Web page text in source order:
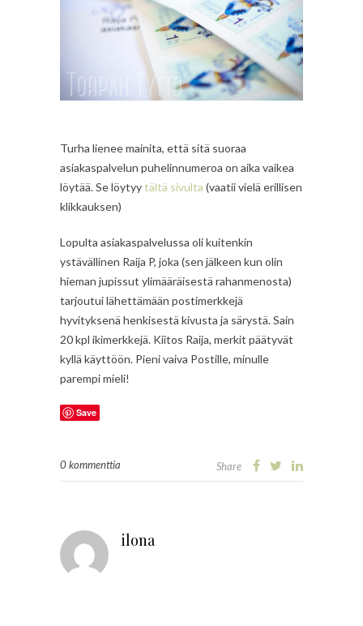
Turha lienee mainita, että sitä suoraa
asiakaspalvelun puhelinnumeroa on aika vaikea
löytää. Se löytyytältä sivulta (vaatii vielä erillisen
klikkauksen)
Lopulta asiakaspalvelussa oli kuitenkin
ystävällinen Raija P, joka (sen jälkeen kun olin
hieman jupissut ylimääräisestä rahanmenosta)
tarjoutui lähettämään postimerkkejä
hyvityksenä henkisestä kivusta ja särystä. Sain
20 kpl ikimerkkejä. Kiitos Raija, merkit päätyvät
kyllä käyttöön. Pieni vaiva Postille, minulle
parempi mieli!
Save
0 kommenttia Share
ilona